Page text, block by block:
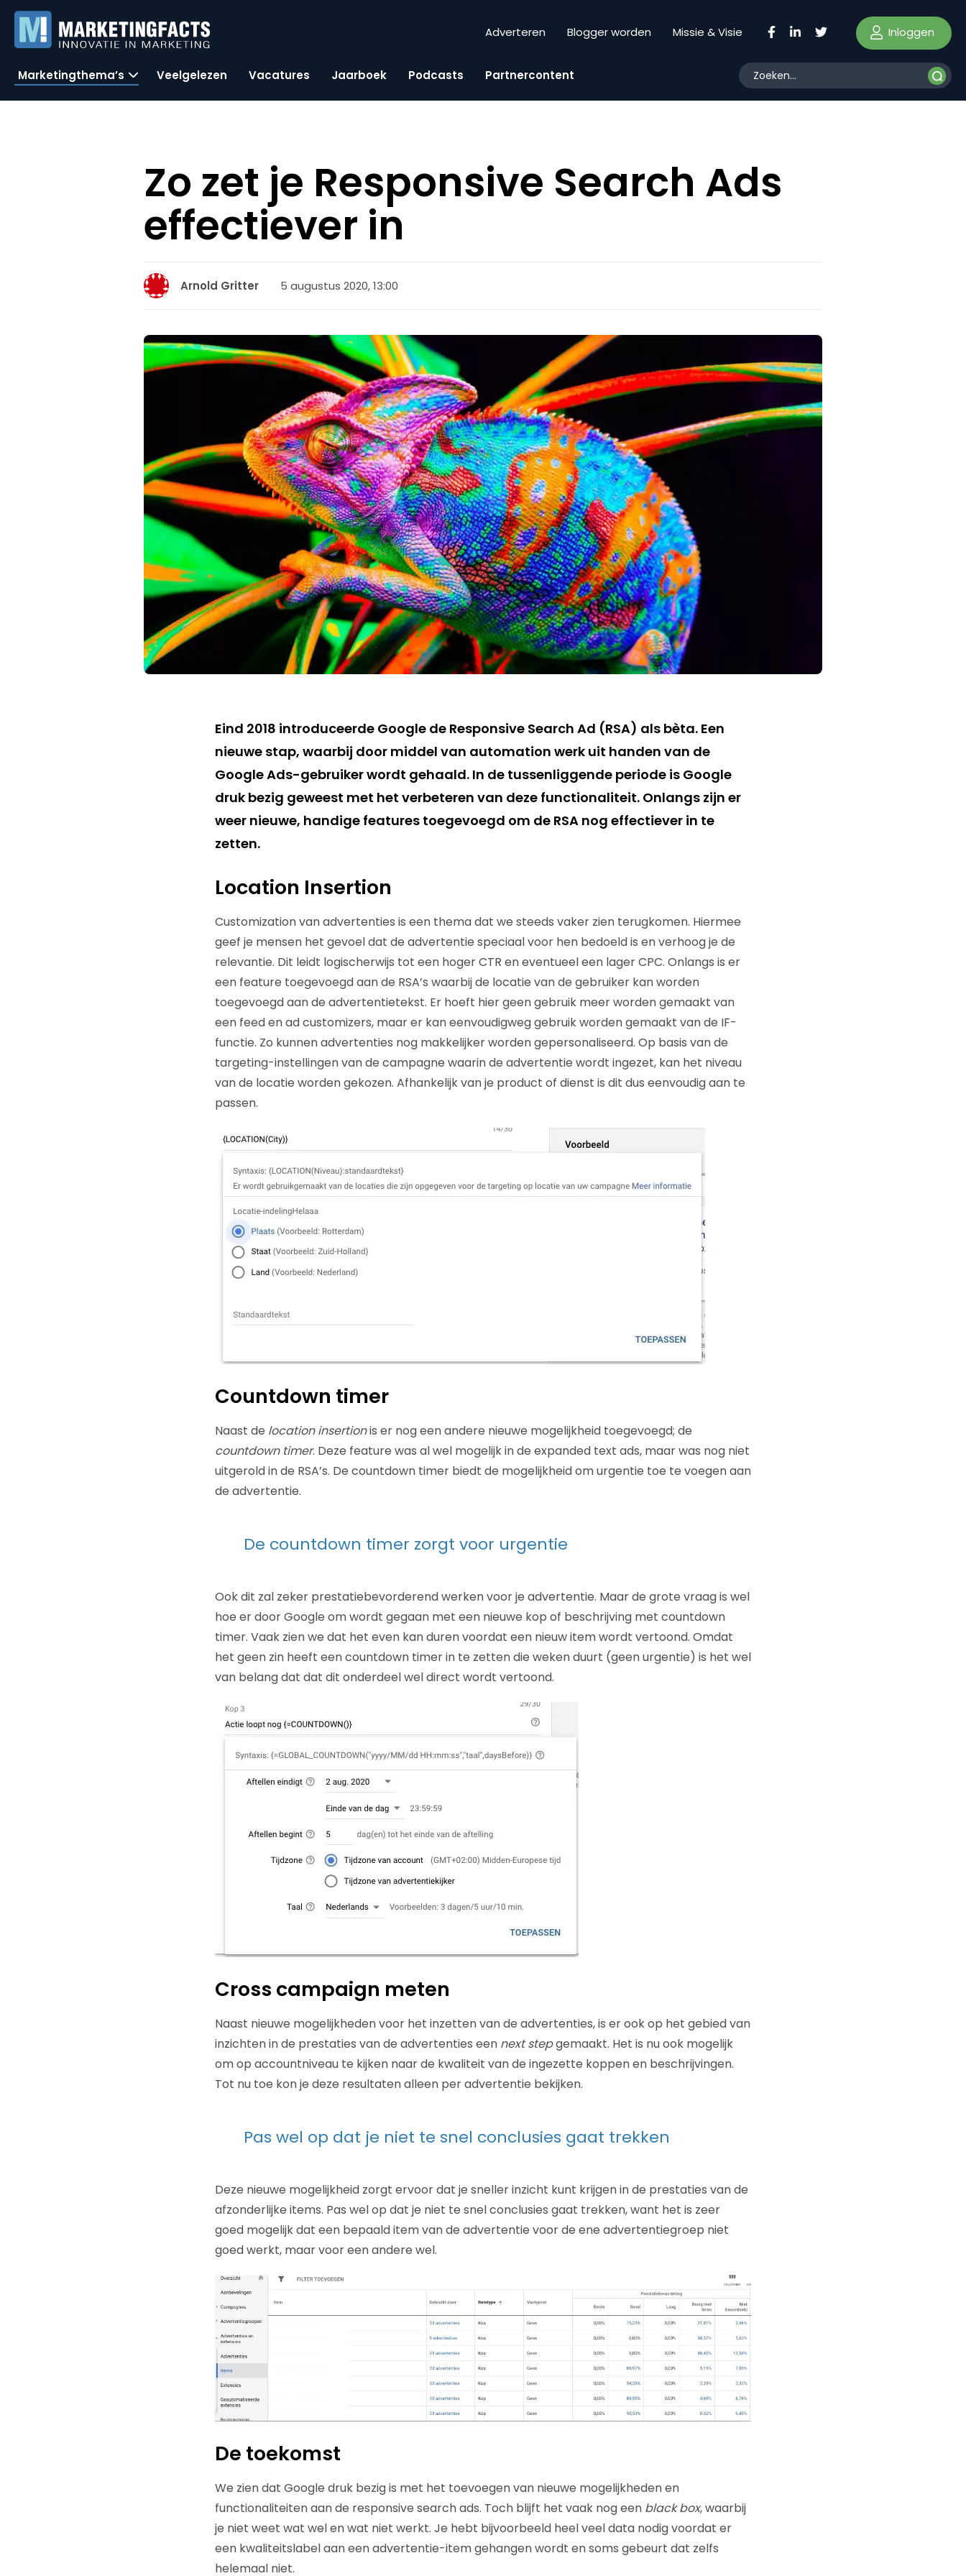
Adverteren Blogger worden Missie & Visie Inloggen
Marketingthema’s Veelgelezen Vacatures Jaarboek Podcasts Partnercontent
Zo zet je Responsive Search Ads
effectiever in
Arnold Gritter 5 augustus 2020, 13:00
Eind 2018 introduceerde Google de Responsive Search Ad (RSA) als bèta. Een
nieuwe stap, waarbij door middel van automation werk uit handen van de
Google Ads-gebruiker wordt gehaald. In de tussenliggende periode is Google
druk bezig geweest met het verbeteren van deze functionaliteit. Onlangs zijn er
weer nieuwe, handige features toegevoegd om de RSA nog effectiever in te
zetten.
Location Insertion
Customization van advertenties is een thema dat we steeds vaker zien terugkomen. Hiermee
geef je mensen het gevoel dat de advertentie speciaal voor hen bedoeld is en verhoog je de
relevantie. Dit leidt logischerwijs tot een hoger CTR en eventueel een lager CPC. Onlangs is er
een feature toegevoegd aan de RSA’s waarbij de locatie van de gebruiker kan worden
toegevoegd aan de advertentietekst. Er hoeft hier geen gebruik meer worden gemaakt van
een feed en ad customizers, maar er kan eenvoudigweg gebruik worden gemaakt van de IF-
functie. Zo kunnen advertenties nog makkelijker worden gepersonaliseerd. Op basis van de
targeting-instellingen van de campagne waarin de advertentie wordt ingezet, kan het niveau
van de locatie worden gekozen. Afhankelijk van je product of dienst is dit dus eenvoudig aan te
passen.
Countdown timer
Naast de location insertionis er nog een andere nieuwe mogelijkheid toegevoegd; de
countdown timer. Deze feature was al wel mogelijk in de expanded text ads, maar was nog niet
uitgerold in de RSA’s. De countdown timer biedt de mogelijkheid om urgentie toe te voegen aan
de advertentie.
De countdown timer zorgt voor urgentie
Ook dit zal zeker prestatiebevorderend werken voor je advertentie. Maar de grote vraag is wel
hoe er door Google om wordt gegaan met een nieuwe kop of beschrijving met countdown
timer. Vaak zien we dat het even kan duren voordat een nieuw item wordt vertoond. Omdat
het geen zin heeft een countdown timer in te zetten die weken duurt (geen urgentie) is het wel
van belang dat dat dit onderdeel wel direct wordt vertoond.
Cross campaign meten
Naast nieuwe mogelijkheden voor het inzetten van de advertenties, is er ook op het gebied van
inzichten in de prestaties van de advertenties een next stepgemaakt. Het is nu ook mogelijk
om op accountniveau te kijken naar de kwaliteit van de ingezette koppen en beschrijvingen.
Tot nu toe kon je deze resultaten alleen per advertentie bekijken.
Pas wel op dat je niet te snel conclusies gaat trekken
Deze nieuwe mogelijkheid zorgt ervoor dat je sneller inzicht kunt krijgen in de prestaties van de
afzonderlijke items. Pas wel op dat je niet te snel conclusies gaat trekken, want het is zeer
goed mogelijk dat een bepaald item van de advertentie voor de ene advertentiegroep niet
goed werkt, maar voor een andere wel.
De toekomst
We zien dat Google druk bezig is met het toevoegen van nieuwe mogelijkheden en
functionaliteiten aan de responsive search ads. Toch blijft het vaak nog een black box, waarbij
je niet weet wat wel en wat niet werkt. Je hebt bijvoorbeeld heel veel data nodig voordat er
een kwaliteitslabel aan een advertentie-item gehangen wordt en soms gebeurt dat zelfs
helemaal niet.